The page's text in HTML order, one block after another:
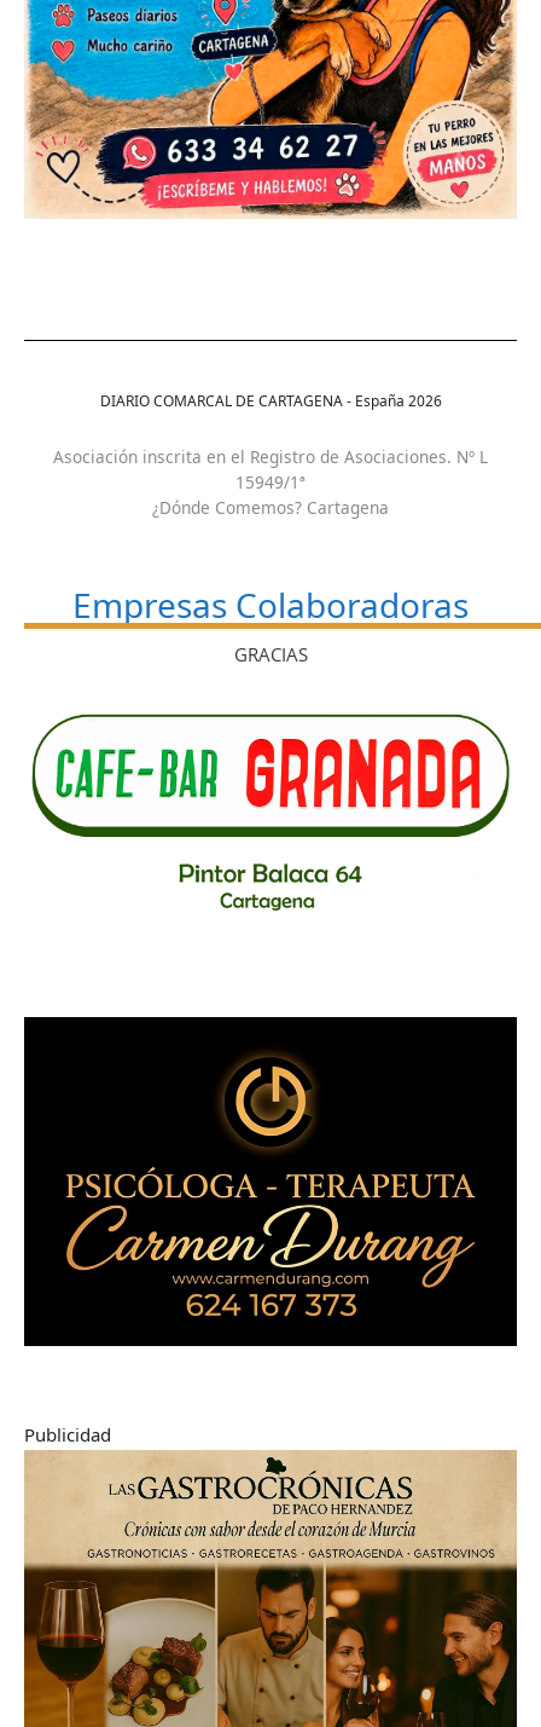
DIARIO COMARCAL DE CARTAGENA - España 2026
Asociación inscrita en el Registro de Asociaciones. Nº L
15949/1ª
¿Dónde Comemos? Cartagena
Empresas Colaboradoras
GRACIAS
Publicidad